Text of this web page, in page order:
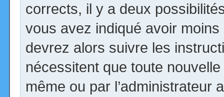
corrects, il y a deux
vous avez indiqué avoir
devrez alors suivre les
nécessitent que toute
même ou par l’administrateur